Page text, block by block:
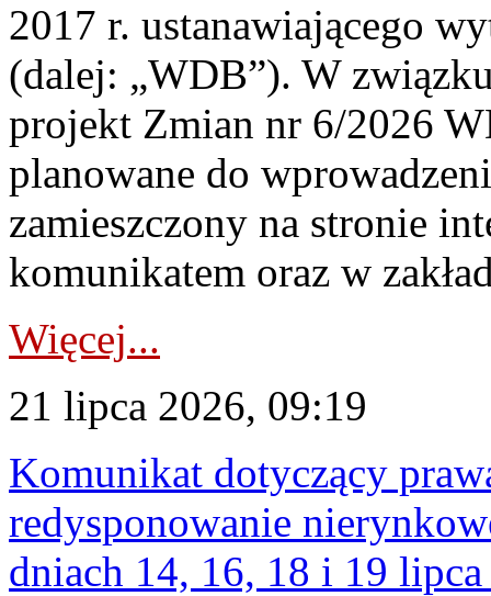
2017 r. ustanawiającego
(dalej: „WDB”). W
projekt Zmian nr 6/2026
planowane do
zamieszczony na stronie
komunikatem oraz w
Więcej...
21 lipca 2026, 09:19
Komunikat dotyczący
redysponowanie
dniach 14, 16, 18 i 19